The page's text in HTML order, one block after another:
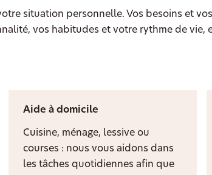
situation personnelle. Vos besoins et
vos habitudes et votre rythme de vie,
Aide à domicile
Cuisine, ménage, lessive ou
courses : nous vous aidons dans
les tâches quotidiennes afin que